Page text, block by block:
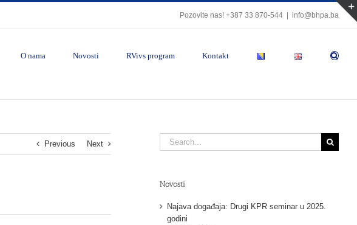
Pozovite nas! +387 33 870-544 info@bhpa.ba
O nama Novosti RVivs program Kontakt
Previous Next
Search
for:
Novosti
Najava događaja: Drugi KPR seminar u 2025.
godini